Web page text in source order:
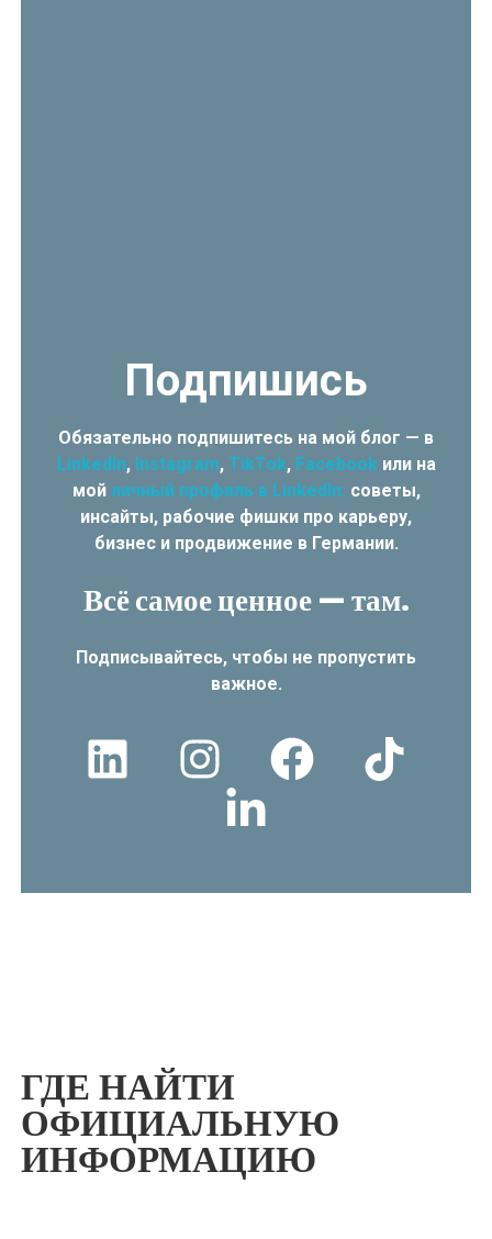
Подпишись
Обязательно подпишитесь на мой блог — в
LinkedIn, Instagram, TikTok, Facebook или на
мой личный профиль в LinkedIn: советы,
инсайты, рабочие фишки про карьеру,
бизнес и продвижение в Германии.
Всё самое ценное — там.
Подписывайтесь, чтобы не пропустить
важное.
ГДЕ НАЙТИ
ОФИЦИАЛЬНУЮ
ИНФОРМАЦИЮ